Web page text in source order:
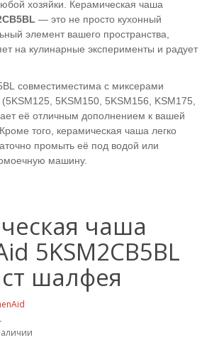
хозяйки. Керамическая чаша
— это не просто кухонный
элемент вашего пространства,
на кулинарные эксперименты и радует
совместиместима с миксерами
5KSM150, 5KSM156, KSM175,
её отличным дополнением к вашей
того, керамическая чаша легко
промыть её под водой или
машину.
чаша
5KSM2CB5BL
шалфея